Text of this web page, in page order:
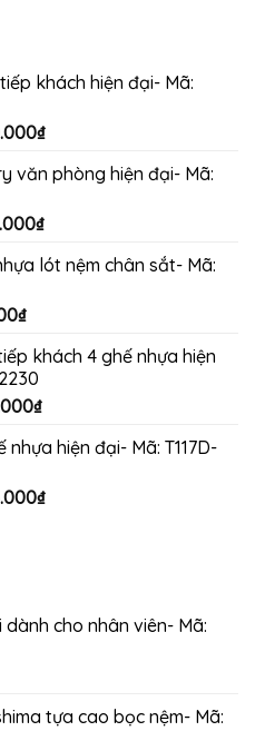
khách hiện đại- Mã:
₫Giá
tại
5.380.000₫.
văn phòng hiện đại- Mã:
₫Giá
tại
lót nệm chân sắt- Mã:
₫Giá
tại
là:
980.000₫.
khách 4 ghế nhựa hiện
₫Giá
tại
5.100.000₫.
hiện đại- Mã: T117D-
₫Giá
cho nhân viên- Mã:
tựa cao bọc nệm- Mã: